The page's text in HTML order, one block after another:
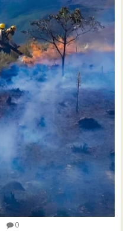
0